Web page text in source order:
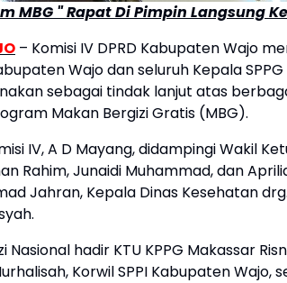
MBG " Rapat Di Pimpin Langsung
– Komisi IV DPRD Kabupaten Wajo
Wajo dan seluruh Kepala
sebagai tindak lanjut atas
Makan Bergizi Gratis (MBG).
IV, A D Mayang, didampingi Wakil
Rahim, Junaidi Muhammad, dan
Jahran, Kepala Dinas Kesehatan
Nasional hadir KTU KPPG Makassar
Korwil SPPI Kabupaten Wajo,